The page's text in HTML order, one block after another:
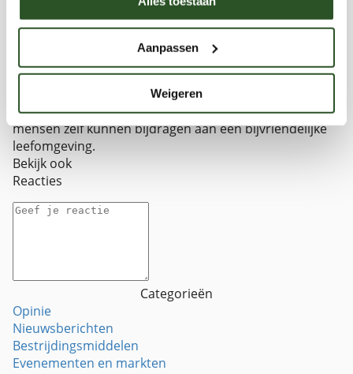
Aanpassen
Weigeren
projecten, campagnes en content rondom wilde bijen,
hommels en biodiversiteit. Binnen de Bijenstichting
houdt Robin zich bezig met online marketing, website-
en webshopbeheer en educatieve projecten.Met een
achtergrond in marketing, duurzaamheid en circulaire
economie schrijft Robin over biodiversiteit,
natuureducatie en praktische manieren waarop
mensen zelf kunnen bijdragen aan een bijvriendelijke
leefomgeving.
Bekijk ook
Reacties
Categorieën
Opinie
Nieuwsberichten
Bestrijdingsmiddelen
Evenementen en markten